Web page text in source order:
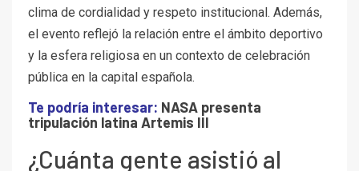
clima de cordialidad y respeto institucional. Además,
el evento reflejó la relación entre el ámbito deportivo
y la esfera religiosa en un contexto de celebración
pública en la capital española.
Te podría interesar: NASA presenta
tripulación latina Artemis III
¿Cuánta gente asistió al